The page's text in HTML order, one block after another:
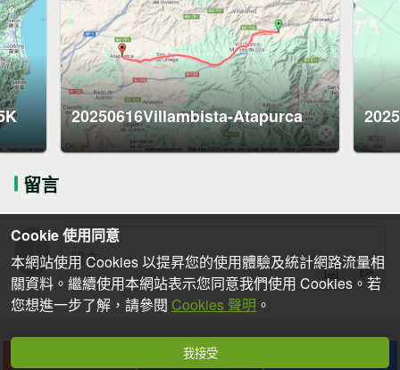
20250616Villambista-Atapurca
留言
下載
Cookie 使用同意
本網站使用 Cookies 以提昇您的使用體驗及統計網路流量相
關資料。繼續使用本網站表示您同意我們使用 Cookies。若
您想進一步了解，請參閱 Cookies 聲明 。
我接受